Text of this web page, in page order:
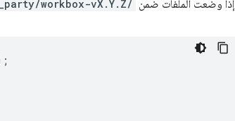
إذا وضعت الملفات ضمن workbox-vX.Y.Z/